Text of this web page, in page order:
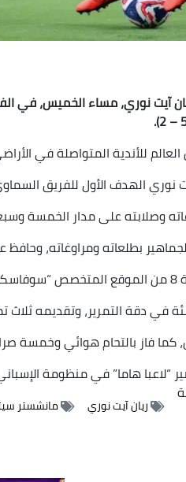
آيت نوري، مساء الخميس، في
للأندية المتواصلة في
الهدف الأول للفريق
وصلابته على مدار الخمسة
بطلعاته ومراوغاته، وحافظ
في دقة التمرير، وتقديمه ثلاث
كما فاز بالتحام هوائي وخمسة
هاما” في منظومة
ريان آيت نوري مانشستر